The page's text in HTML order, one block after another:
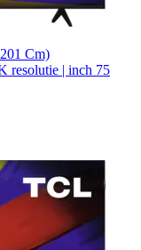
Cm)
resolutie | inch 75